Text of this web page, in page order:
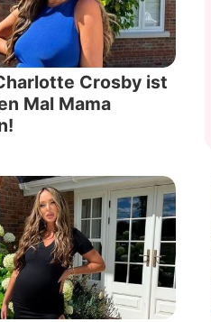
Crosby ist
Mal Mama